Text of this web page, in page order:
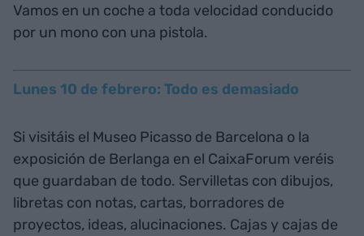
Vamos en un coche a toda velocidad conducido
por un mono con una pistola.
Lunes 10 de febrero: Todo es demasiado
Si visitáis el Museo Picasso de Barcelona o la
exposición de Berlanga en el CaixaForum veréis
que guardaban de todo. Servilletas con dibujos,
libretas con notas, cartas, borradores de
proyectos, ideas, alucinaciones. Cajas y cajas de